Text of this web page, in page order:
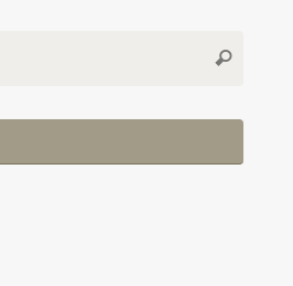
Suchen